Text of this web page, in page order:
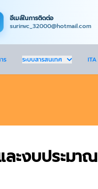
อีเมล์ในการติดต่อ
surinvc_32000@hotmail.com
ร ระบบสารสนเทศ ITA
ะงบประมาณ